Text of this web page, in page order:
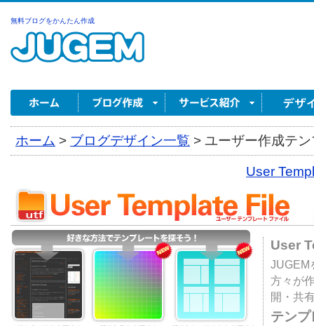
無料ブログをかんたん作成
ホーム > ブログデザイン一覧 > ユーザー作成テ
User
User
JUGEM
方々が
開・共
テン